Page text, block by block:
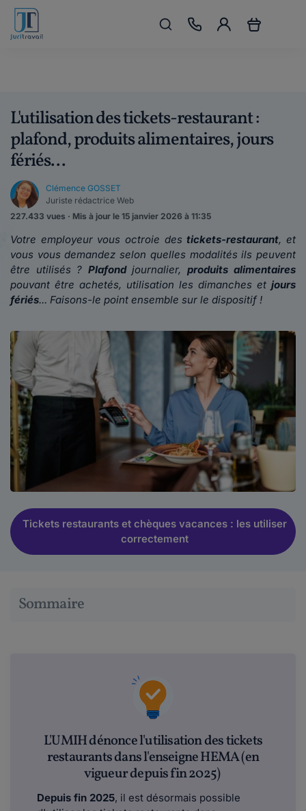
L'utilisation des tickets-restaurant :
plafond, produits alimentaires, jours
fériés...
Clémence GOSSET
Juriste rédactrice Web
227.433 vues · Mis à jour le 15 janvier 2026 à 11:35
Votre employeur vous octroie destickets-restaurant, et
vous vous demandez selon quelles modalités ils peuvent
être utilisés ? Plafondjournalier, produits alimentaires
pouvant être achetés, utilisation les dimanches et jours
fériés... Faisons-le point ensemble sur le dispositif !
Tickets restaurants et chèques vacances : les utiliser
correctement
Sommaire
L'UMIH dénonce l'utilisation des tickets
restaurants dans l'enseigne HEMA (en
vigueur depuis fin 2025)
Depuis fin 2025, il est désormais possible